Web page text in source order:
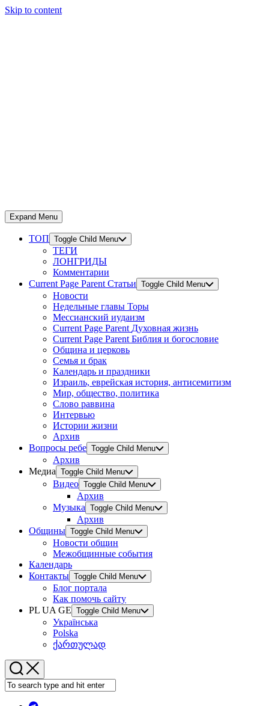
Skip to content
Expand Menu
ТОП Toggle Child Menu
ТЕГИ
ЛОНГРИДЫ
Комментарии
Current Page Parent Статьи Toggle Child Menu
Новости
Недельные главы Торы
Мессианский иудаизм
Current Page Parent Духовная жизнь
Current Page Parent Библия и богословие
Община и церковь
Семья и брак
Календарь и праздники
Израиль, еврейская история, антисемитизм
Мир, общество, политика
Слово раввина
Интервью
Истории жизни
Архив
Вопросы ребе Toggle Child Menu
Архив
Медиа Toggle Child Menu
Видео Toggle Child Menu
Архив
Музыка Toggle Child Menu
Архив
Общины Toggle Child Menu
Новости общин
Межобщинные события
Календарь
Контакты Toggle Child Menu
Блог портала
Как помочь сайту
PL UA GE Toggle Child Menu
Українська
Polska
ქართულად